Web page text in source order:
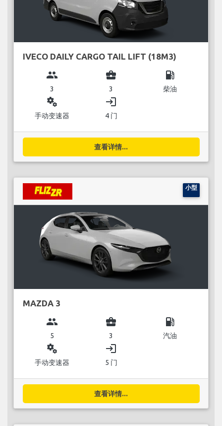
IVECO DAILY CARGO TAIL LIFT (18M3)
group
3
business_center
3
local_gas_station
柴油
miscellaneous_services
手动变速器
login
4 门
查看详情...
小型
MAZDA 3
group
5
business_center
3
local_gas_station
汽油
miscellaneous_services
手动变速器
login
5 门
查看详情...